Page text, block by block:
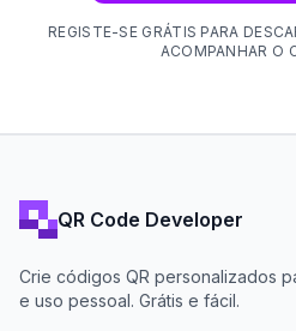
REGISTE-SE GRÁTIS PARA
ACOMPANHAR O
QR Code Developer
Crie códigos QR personalizados
e uso pessoal. Grátis e fácil.